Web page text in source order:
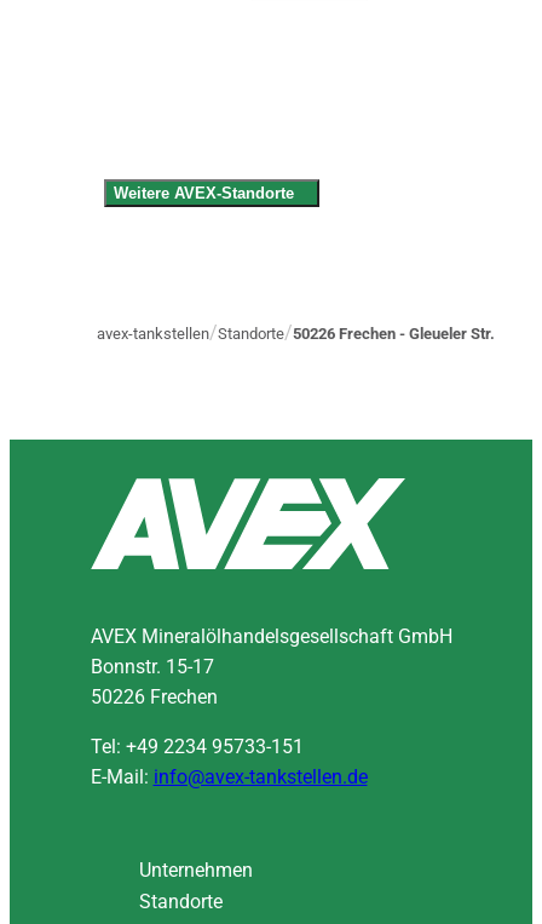
Weitere AVEX-Standorte
Nordrhein-Westfalen
50126 Bergheim
50226 Frechen - Gleueler Str.
50226 Frechen - Kölner Str.
50354 Hürth (TA)
Str.
50933 Köln - Aachener Str.
53881 Euskirchen
36457 Urnshausen (TA)
avex-tankstellen Standorte 50226 Frechen - Gleueler Str.
AVEX Mineralölhandelsgesellschaft GmbH
Bonnstr. 15-17
50226 Frechen
Tel: +49 2234 95733-151
E-Mail: info@avex-tankstellen.de
Unternehmen
Standorte